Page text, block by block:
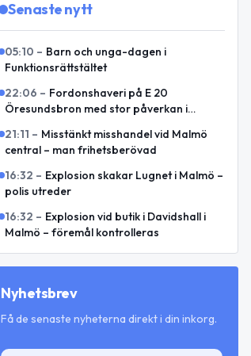
Senaste nytt
05:10 – Barn och unga-dagen i
Funktionsrättstältet
22:06 – Fordonshaveri på E 20
Öresundsbron med stor påverkan i
21:11 – Misstänkt misshandel vid Malmö
central – man frihetsberövad
16:32 – Explosion skakar Lugnet i Malmö –
polis utreder
16:32 – Explosion vid butik i Davidshall i
Malmö – föremål kontrolleras
Nyhetsbrev
Få de senaste nyheterna direkt i din inkorg.